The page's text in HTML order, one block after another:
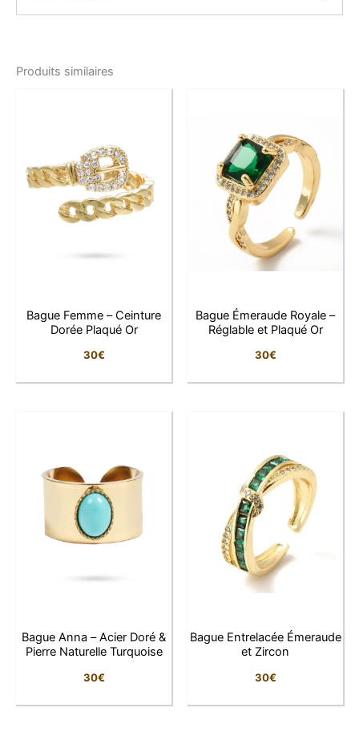
Ses pétales sertis de zirconiums colorés façon rubis
forment une fleur éclatante, mise en valeur par une
tandis qu’une petite pierre solitaire CZ orne
élégamment l’extrémité ouverte de la bague.
Ce bijou incarne l’élégance et la joie de vivre,
apportant une touche de couleur et de raffinement à
chaque mouvement. Réglable et confortable, elle
s’adapte à toutes les morphologies de doigts, offrant
Caractéristiques détaillées
Matière Alliage haute qualité
Finition
Plaqué or 1 micron
d’excellente qualité
Zirconiums CZ rouges &
Taille
Réglable – adaptable à la
Produits similaires
Bague Femme – Ceinture
Dorée Plaqué Or
30€
Bague Émeraude Royale –
Réglable et Plaqué Or
30€
Bague Anna – Acier Doré &
Pierre Naturelle Turquoise
30€
Bague Entrelacée Émeraude
et Zircon
30€